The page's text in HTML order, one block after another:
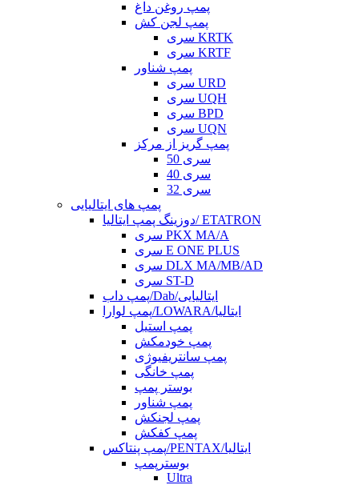
پمپ روغن داغ
پمپ لجن کش
سری KRTK
سری KRTF
پمپ شناور
سری URD
سری UQH
سری BPD
سری UQN
پمپ گریز از مرکز
سری 50
سری 40
سری 32
پمپ های ایتالیایی
دوزینگ پمپ ایتالیا/ ETATRON
سری PKX MA/A
سری E ONE PLUS
سری DLX MA/MB/AD
سری ST-D
پمپ داب/Dab/ایتالیایی
پمپ لوارا/LOWARA/ایتالیا
پمپ استیل
پمپ خودمکش
پمپ سانتریفیوژی
پمپ خانگی
بوستر پمپ
پمپ شناور
پمپ لجنکش
پمپ کفکش
پمپ پنتاکس/PENTAX/ایتالیا
بوسترپمپ
Ultra